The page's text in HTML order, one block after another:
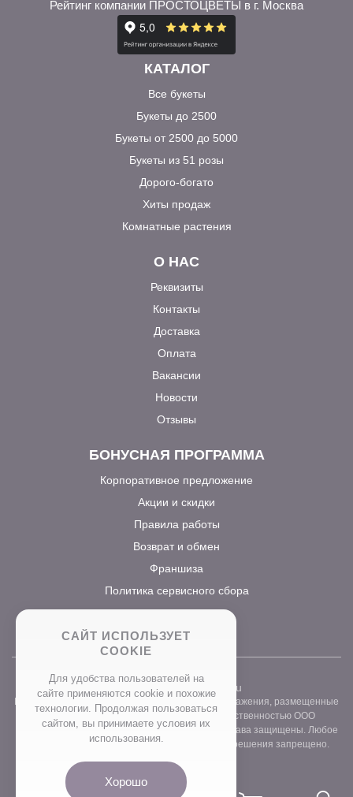
Рейтинг компании ПРОСТОЦВЕТЫ в г. Москва
КАТАЛОГ
Все букеты
Букеты до 2500
Букеты от 2500 до 5000
Букеты из 51 розы
Дорого-богато
Хиты продаж
Комнатные растения
О НАС
Реквизиты
Контакты
Доставка
Оплата
Вакансии
Новости
Отзывы
БОНУСНАЯ ПРОГРАММА
Корпоративное предложение
Акции и скидки
Правила работы
Возврат и обмен
Франшиза
Политика сервисного сбора
www.prostocvet.ru
Вся текстовая информация и графические изображения, размещенные
на сайте интернет-магазина, являются собственностью ООО
«ПРОСТОБУКЕТ» ОГРН 1157746211248. Все права защищены. Любое
использование контента без письменного разрешения запрещено.
САЙТ ИСПОЛЬЗУЕТ
COOKIE
Для удобства пользователей на
сайте применяются сookie и похожие
технологии. Продолжая пользоваться
сайтом, вы принимаете условия их
использования.
Хорошо